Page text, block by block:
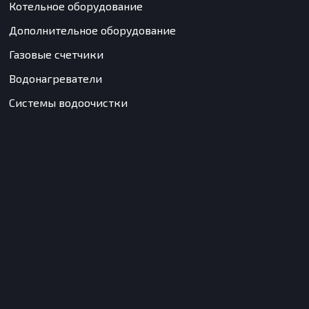
Котельное оборудование
Дополнительное оборудование
Газовые счетчики
Водонагреватели
Системы водоочистки